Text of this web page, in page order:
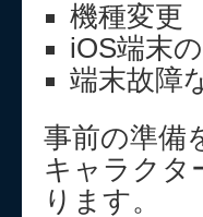
機種変更
iOS端末
端末故障
事前の準備
キャラクタ
ります。